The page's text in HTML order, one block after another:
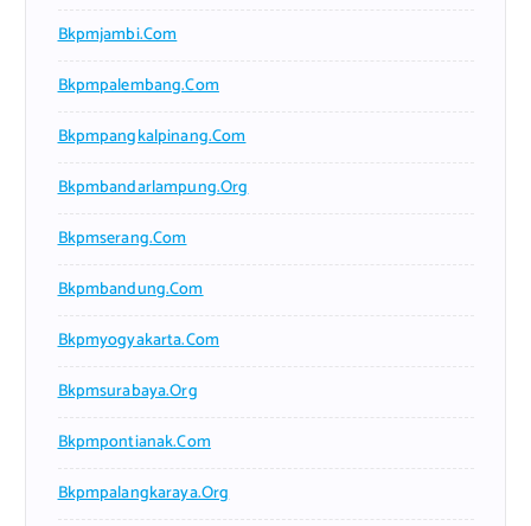
Bkpmjambi.com
Bkpmpalembang.com
Bkpmpangkalpinang.com
Bkpmbandarlampung.org
Bkpmserang.com
Bkpmbandung.com
Bkpmyogyakarta.com
Bkpmsurabaya.org
Bkpmpontianak.com
Bkpmpalangkaraya.org